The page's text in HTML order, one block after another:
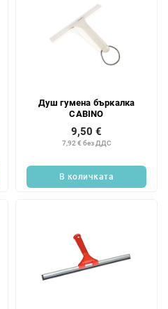
Душ гумена бъркалка
CABINO
7,92 € без ДДС
9,50 €
В количката